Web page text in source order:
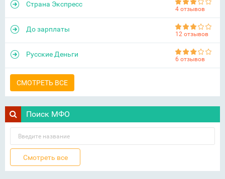
Страна Экспресс
4 отзывов
До зарплаты
12 отзывов
Русские Деньги
6 отзывов
СМОТРЕТЬ ВСЕ
Поиск МФО